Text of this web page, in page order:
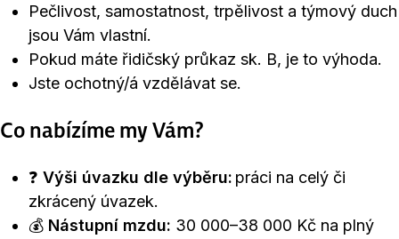
Pečlivost, samostatnost, trpělivost a týmový duch
jsou Vám vlastní.
Pokud máte řidičský průkaz sk. B, je to výhoda.
Jste ochotný/á vzdělávat se.
Co nabízíme my Vám?
❓️ Výši úvazku dle výběru: práci na celý či
zkrácený úvazek.
💰 Nástupní mzdu: 30 000–38 000 Kč na plný